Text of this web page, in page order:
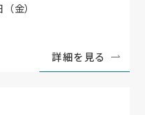
金）
詳細を見る